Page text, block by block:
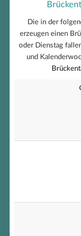
Die in der
erzeugen einen
oder Dienstag
und